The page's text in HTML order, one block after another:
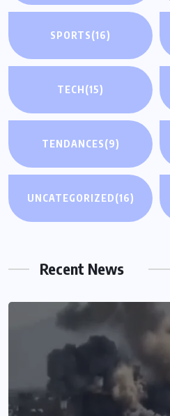
SPORTS(16)
TECH(15)
TENDANCES(9)
UNCATEGORIZED(16)
Recent News